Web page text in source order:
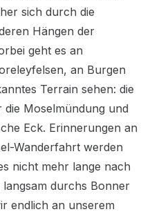
sich durch die
Hängen der
geht es an
an Burgen
Terrain sehen: die
Moselmündung und
Eck. Erinnerungen an
Wanderfahrt werden
nicht mehr lange nach
durchs Bonner
endlich an unserem